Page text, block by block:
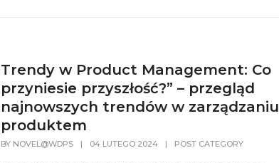
Trendy w Product Management: Co
przyniesie przyszłość?” – przegląd
najnowszych trendów w zarządzaniu
produktem
BY NOVEL@WDPS | 04 LUTEGO 2024 | POST CATEGORY